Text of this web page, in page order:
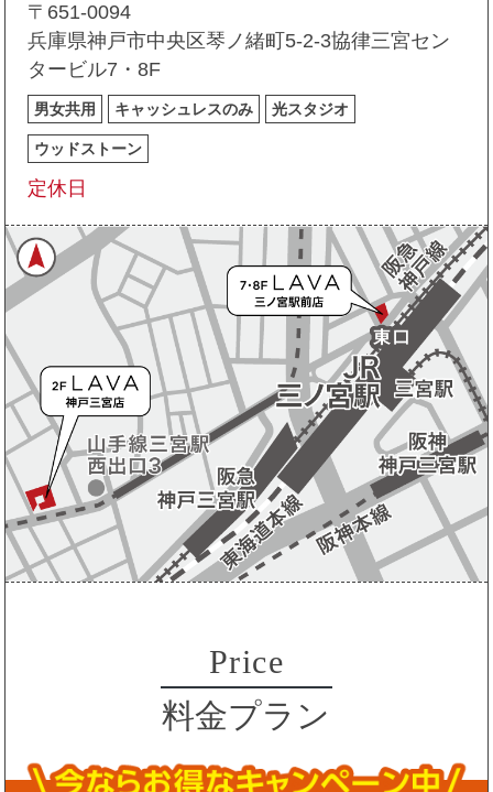
〒651-0094
兵庫県神戸市中央区琴ノ緒町5-2-3協律三宮セン
タービル7・8F
男女共用 キャッシュレスのみ 光スタジオ
ウッドストーン
定休日
Price
料金プラン